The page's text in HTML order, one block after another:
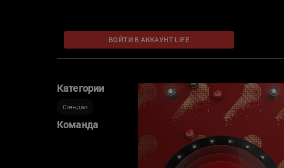
ВОЙТИ В АККАУНТ LIFE
Категории
Стендап
Команда